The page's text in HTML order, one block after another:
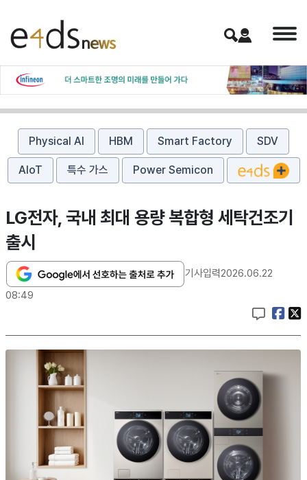
Physical AI HBM Smart Factory SDV
AIoT 특수 가스 Power Semicon
LG전자, 국내 최대 용량 복합형 세탁건조기
출시
기사입력2026.06.22
08:49